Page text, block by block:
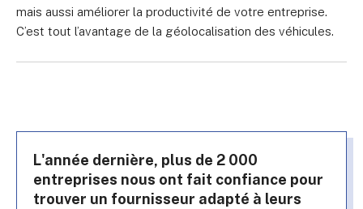
mais aussi améliorer la productivité de votre entreprise.
C’est tout l’avantage de la géolocalisation des véhicules.
L'année dernière, plus de 2 000
entreprises nous ont fait confiance pour
trouver un fournisseur adapté à leurs